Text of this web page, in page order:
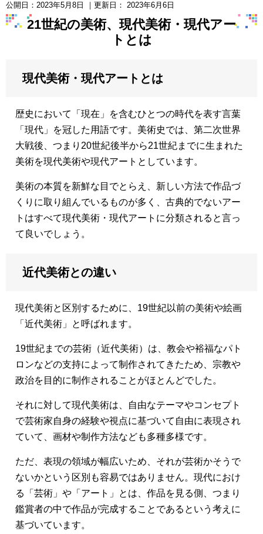
公開日： 2023年5月8日 ｜更新日： 2023年6月6日
21世紀の美術、現代美術・現代アー
トとは
現代美術・現代アートとは
歴史において「現在」を含むひとつの時代を表す言葉
「現代」を冠した用語です。美術史では、第二次世界
大戦後、つまり20世紀後半から21世紀までに生まれた
美術を現代美術や現代アートとしています。
美術の本質を新鮮な目でとらえ、新しい方法で作品づ
くりに取り組んでいるものが多く、古典的でないアー
トはすべて現代美術・現代アートに分類されると言っ
て良いでしょう。
近代美術との違い
現代美術と区別するために、19世紀以前の美術や絵画
「近代美術」と呼ばれます。
19世紀までの芸術（近代美術）は、教会や裕福なパト
ロンなどの支持によって制作されてきたため、宗教や
政治を目的に制作されることがほとんどでした。
それに対して現代美術は、自由なテーマやコンセプト
で芸術家自身の経験や視点に基づいて自由に表現され
ていて、画材や制作方法なども多種多様です。
ただ、表現の領域が幅広いため、それが芸術かそうで
ないかという区別も容易ではありません。現代におけ
る「芸術」や「アート」とは、作品を見る側、つまり
鑑賞者の中で作品が完成することであるという考えに
基づいています。